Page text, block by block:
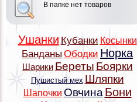
В папке нет товаров
Ушанки Кубанки Косынки
Банданы Ободки Норка
Шарики Береты Боярки
Пушистый мех Шляпки
Шапочки Овчина Бони